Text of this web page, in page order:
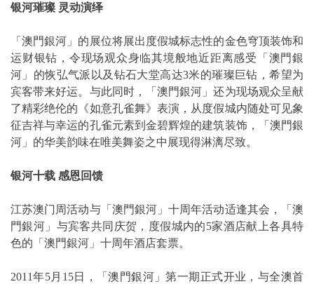
银河璀璨 灵动演绎
「澳門銀河」的展位将展出度假城标志性的金色穹顶装饰和
运财银钻，令现场观众身临其境般地近距离感受「澳門銀
河」的恢弘气派以及钻石大堂高达3米的璀璨巨钻，希望为
宾客带来好运。与此同时，「澳門銀河」还为现场观众呈献
了精彩绝伦的《如意孔雀舞》表演，从度假城内随处可见象
征吉祥与幸运的孔雀元素到金碧辉煌的建筑装饰，「澳門銀
河」的华美韵味在唯美舞姿之中展现得淋漓尽致。
银河十载 感恩回馈
江苏澳门周活动与「澳門銀河」十周年活动适逢其会，「澳
門銀河」与宾客共同庆贺，度假城内的5家酒店献上各具特
色的「澳門銀河」十周年酒店套票。
2011年5月15日，「澳門銀河」第一期正式开业，与全澳首